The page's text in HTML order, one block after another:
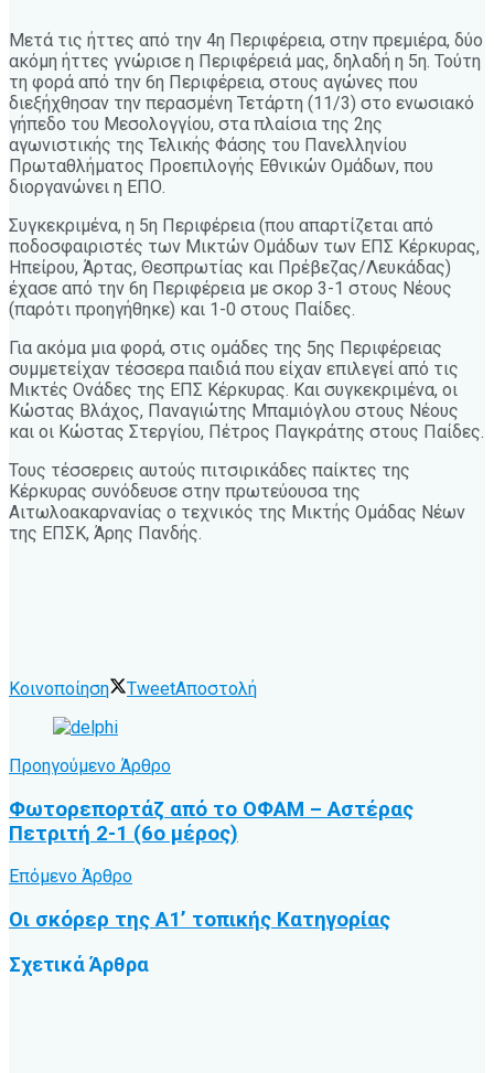
Μετά τις ήττες από την 4η Περιφέρεια, στην πρεμιέρα, δύο
ακόμη ήττες γνώρισε η Περιφέρειά μας, δηλαδή η 5η. Τούτη
τη φορά από την 6η Περιφέρεια, στους αγώνες που
διεξήχθησαν την περασμένη Τετάρτη (11/3) στο ενωσιακό
γήπεδο του Μεσολογγίου, στα πλαίσια της 2ης
αγωνιστικής της Τελικής Φάσης του Πανελληνίου
Πρωταθλήματος Προεπιλογής Εθνικών Ομάδων, που
διοργανώνει η ΕΠΟ.
Συγκεκριμένα, η 5η Περιφέρεια (που απαρτίζεται από
ποδοσφαιριστές των Μικτών Ομάδων των ΕΠΣ Κέρκυρας,
Ηπείρου, Άρτας, Θεσπρωτίας και Πρέβεζας/Λευκάδας)
έχασε από την 6η Περιφέρεια με σκορ 3-1 στους Νέους
(παρότι προηγήθηκε) και 1-0 στους Παίδες.
Για ακόμα μια φορά, στις ομάδες της 5ης Περιφέρειας
συμμετείχαν τέσσερα παιδιά που είχαν επιλεγεί από τις
Μικτές Ονάδες της ΕΠΣ Κέρκυρας. Και συγκεκριμένα, οι
Κώστας Βλάχος, Παναγιώτης Μπαμιόγλου στους Νέους
και οι Κώστας Στεργίου, Πέτρος Παγκράτης στους Παίδες.
Τους τέσσερεις αυτούς πιτσιρικάδες παίκτες της
Κέρκυρας συνόδευσε στην πρωτεύουσα της
Αιτωλοακαρνανίας ο τεχνικός της Μικτής Ομάδας Νέων
της ΕΠΣΚ, Άρης Πανδής.
Κοινοποίηση TweetΑποστολή
Προηγούμενο Άρθρο
Φωτορεπορτάζ από το ΟΦΑΜ – Αστέρας
Πετριτή 2-1 (6ο μέρος)
Επόμενο Άρθρο
Οι σκόρερ της Α1’ τοπικής Κατηγορίας
ΣχετικάΆρθρα